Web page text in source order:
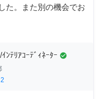
た。また別の機会でお
ﾝﾃﾘｱｺｰﾃﾞｨﾈｰﾀｰ check_circle
2